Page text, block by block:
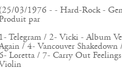
03/1976 - - Hard-Rock -
par
Telegram / 2- Vicki - Album
/ 4- Vancouver
Loretta / 7- Carry Out